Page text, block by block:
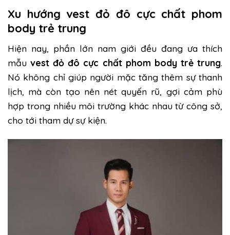
Xu hướng vest đỏ đô cực chất phom
body trẻ trung
Hiện nay, phần lớn nam giới đều đang ưa thích
mẫuvest đỏ đô cực chất phom body trẻ trung.
Nó không chỉ giúp người mặc tăng thêm sự thanh
lịch, mà còn tạo nên nét quyến rũ, gợi cảm phù
hợp trong nhiều môi trường khác nhau từ công sở,
cho tới tham dự sự kiện.